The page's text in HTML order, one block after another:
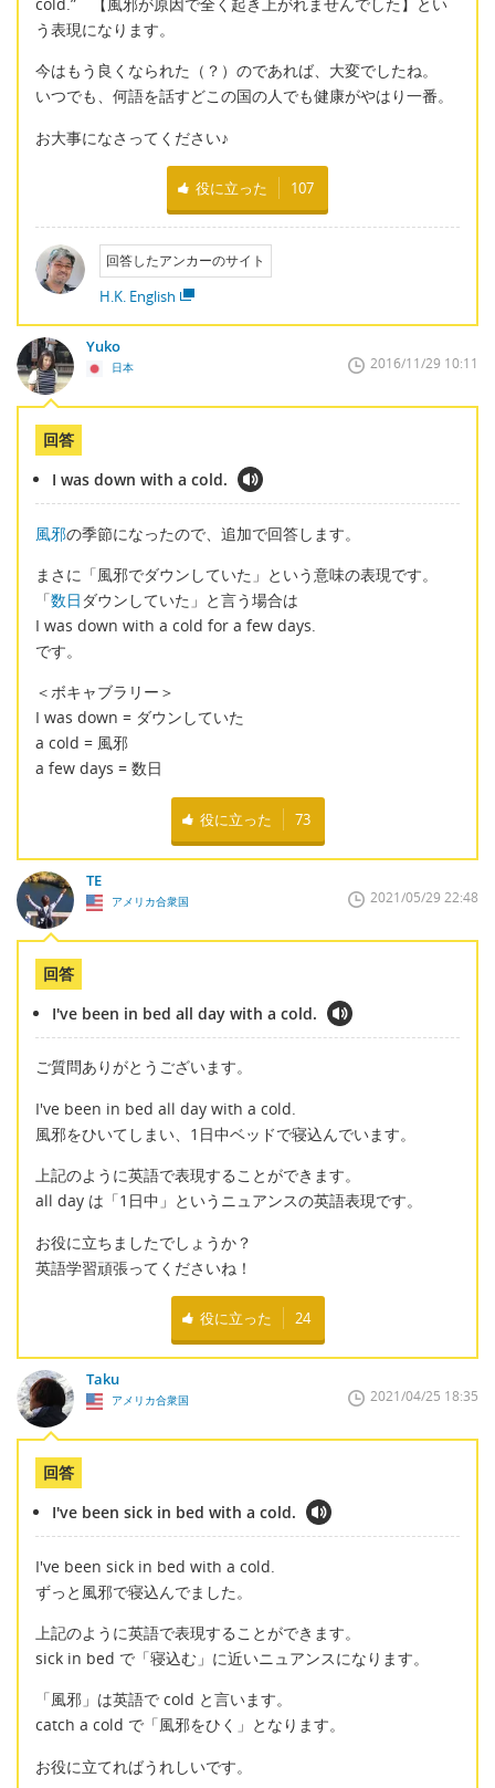
う表現になります。
今はもう良くなられた（？）のであれば、大変でしたね。
いつでも、何語を話すどこの国の人でも健康がやはり一番。
お大事になさってください♪
役に立った 107
回答したアンカーのサイト
H.K. English
Yuko
日本 2016/11/29 10:11
回答
I was down with a cold.
風邪の季節になったので、追加で回答します。
まさに「風邪でダウンしていた」という意味の表現です。
「数日 ダウンしていた」と言う場合は
I was down with a cold for a few days.
です。
＜ボキャブラリー＞
I was down = ダウンしていた
a cold = 風邪
a few days = 数日
役に立った 73
TE
アメリカ合衆国 2021/05/29 22:48
回答
I've been in bed all day with a cold.
ご質問ありがとうございます。
I've been in bed all day with a cold.
風邪をひいてしまい、1日中ベッドで寝込んでいます。
上記のように英語で表現することができます。
all day は「1日中」というニュアンスの英語表現です。
お役に立ちましたでしょうか？
英語学習頑張ってくださいね！
役に立った 24
Taku
アメリカ合衆国 2021/04/25 18:35
回答
I've been sick in bed with a cold.
I've been sick in bed with a cold.
ずっと風邪で寝込んでました。
上記のように英語で表現することができます。
sick in bed で「寝込む」に近いニュアンスになります。
「風邪」は英語で cold と言います。
catch a cold で「風邪をひく」となります。
お役に立てればうれしいです。